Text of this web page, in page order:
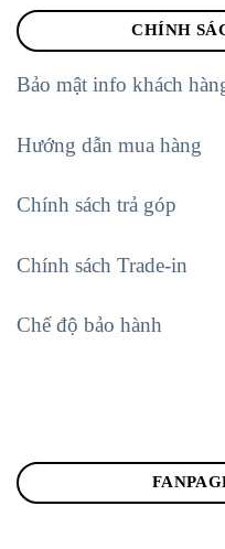
CHÍNH
Bảo mật info khách
Hướng dẫn mua hàng
Chính sách trả góp
Chính sách Trade-in
Chế độ bảo hành